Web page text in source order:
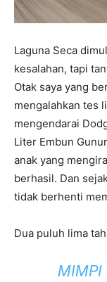
Laguna Seca
kesalahan, tapi
Otak saya yang
mengalahkan tes
mengendarai
Liter Embun
anak yang
berhasil. Dan
tidak berhenti
Dua puluh lima
MIMPI